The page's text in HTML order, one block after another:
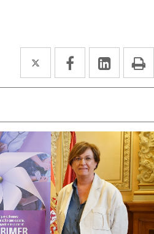
Twitter
Enlace
a
aplicación
externa.
Facebook
Enlace
a
aplicación
externa.
Enlace
a